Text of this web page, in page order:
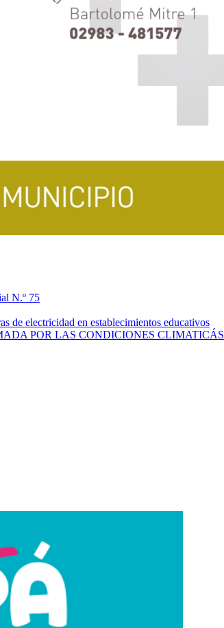
N.º 75
de electricidad en establecimientos educativos
POR LAS CONDICIONES CLIMATICÁS